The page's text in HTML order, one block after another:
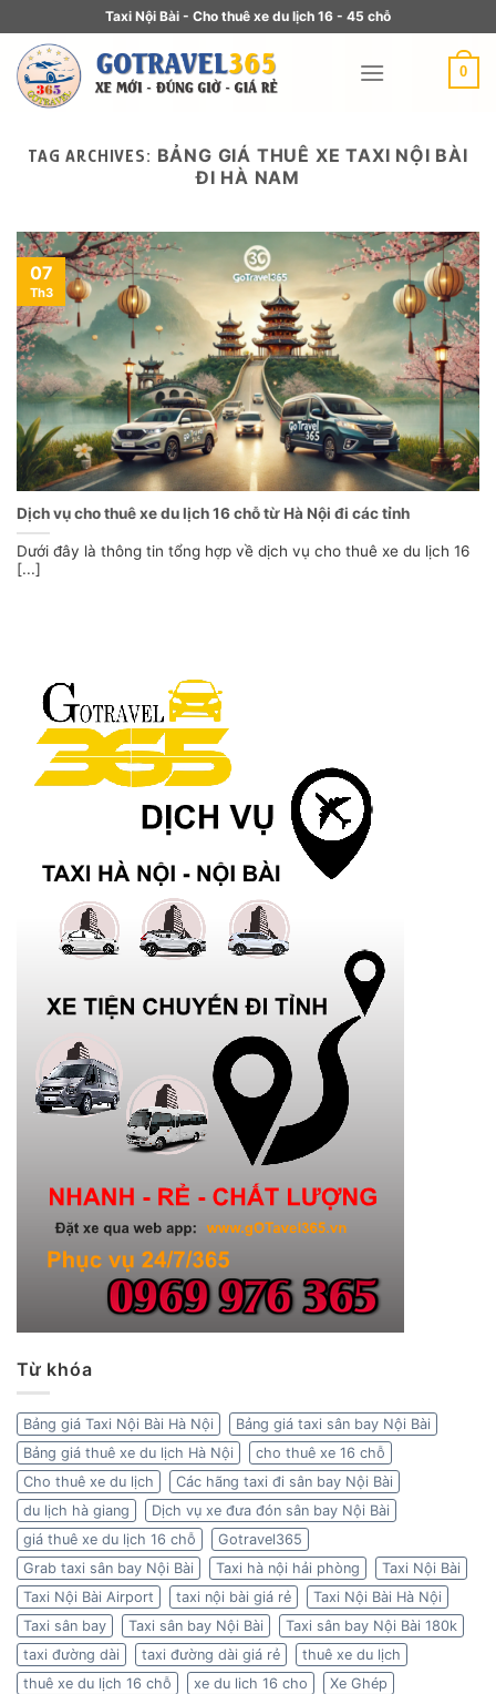
Taxi Nội Bài - Cho thuê xe du lịch 16 - 45 chỗ
0
TAG ARCHIVES: BẢNG GIÁ THUÊ XE TAXI NỘI BÀI
ĐI HÀ NAM
Dịch vụ cho thuê xe du lịch 16 chỗ từ Hà Nội đi các tỉnh
Dưới đây là thông tin tổng hợp về dịch vụ cho thuê xe du lịch 16
[...]
07
Th3
Từ khóa
Bảng giá Taxi Nội Bài Hà Nội
Bảng giá taxi sân bay Nội Bài
Bảng giá thuê xe du lịch Hà Nội
cho thuê xe 16 chỗ
Cho thuê xe du lịch
Các hãng taxi đi sân bay Nội Bài
du lịch hà giang
Dịch vụ xe đưa đón sân bay Nội Bài
giá thuê xe du lịch 16 chỗ
Gotravel365
Grab taxi sân bay Nội Bài
Taxi hà nội hải phòng
Taxi Nội Bài
Taxi Nội Bài Airport
taxi nội bài giá rẻ
Taxi Nội Bài Hà Nội
Taxi sân bay
Taxi sân bay Nội Bài
Taxi sân bay Nội Bài 180k
taxi đường dài
taxi đường dài giá rẻ
thuê xe du lịch
thuê xe du lịch 16 chỗ
xe du lich 16 cho
Xe Ghép